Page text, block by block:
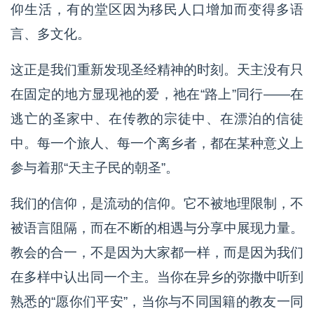
仰生活，有的堂区因为移民人口增加而变得多语
言、多文化。
这正是我们重新发现圣经精神的时刻。天主没有只
在固定的地方显现祂的爱，祂在“路上”同行——在
逃亡的圣家中、在传教的宗徒中、在漂泊的信徒
中。每一个旅人、每一个离乡者，都在某种意义上
参与着那“天主子民的朝圣”。
我们的信仰，是流动的信仰。它不被地理限制，不
被语言阻隔，而在不断的相遇与分享中展现力量。
教会的合一，不是因为大家都一样，而是因为我们
在多样中认出同一个主。当你在异乡的弥撒中听到
熟悉的“愿你们平安”，当你与不同国籍的教友一同